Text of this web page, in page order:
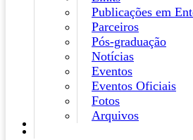
Publicações em
Parceiros
Pós-graduação
Notícias
Eventos
Eventos Oficiais
Fotos
Arquivos